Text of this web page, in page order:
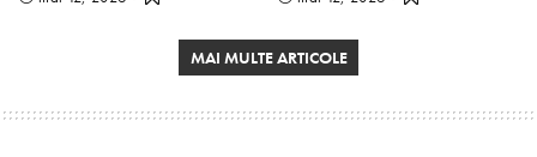
MAI MULTE ARTICOLE